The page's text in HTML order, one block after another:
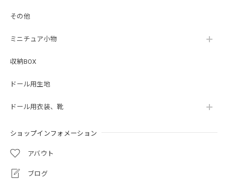
その他
ミニチュア小物
収納BOX
ドール用生地
ドール用衣装、靴
ショップインフォメーション
アバウト
ブログ